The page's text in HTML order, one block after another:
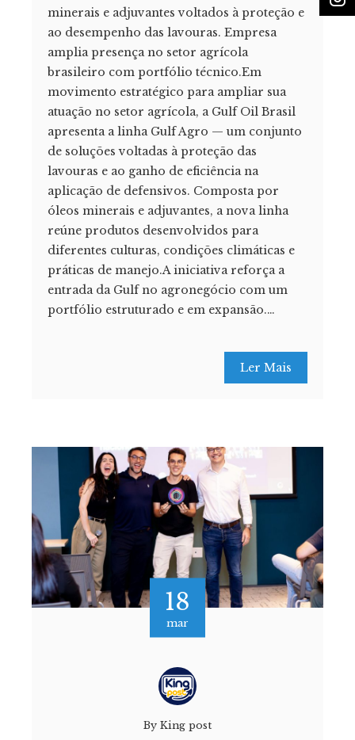
minerais e adjuvantes voltados à proteção e
ao desempenho das lavouras. Empresa
amplia presença no setor agrícola
brasileiro com portfólio técnico.Em
movimento estratégico para ampliar sua
atuação no setor agrícola, a Gulf Oil Brasil
apresenta a linha Gulf Agro — um conjunto
de soluções voltadas à proteção das
lavouras e ao ganho de eficiência na
aplicação de defensivos. Composta por
óleos minerais e adjuvantes, a nova linha
reúne produtos desenvolvidos para
diferentes culturas, condições climáticas e
práticas de manejo.A iniciativa reforça a
entrada da Gulf no agronegócio com um
portfólio estruturado e em expansão.…
Ler Mais
18
mar
By King post